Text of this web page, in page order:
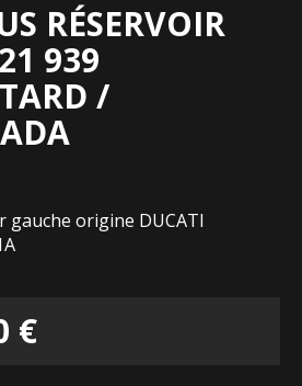
RÉSERVOIR
939
/
gauche origine DUCATI
€Le